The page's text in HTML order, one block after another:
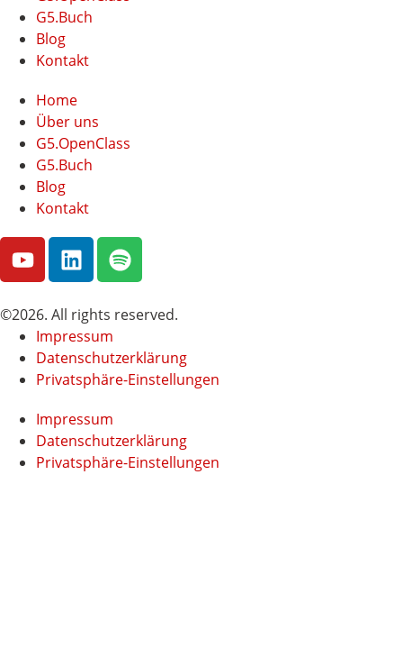
G5.Buch
Blog
Kontakt
Home
Über uns
G5.OpenClass
G5.Buch
Blog
Kontakt
©2026. All rights reserved.
Impressum
Datenschutzerklärung
Privatsphäre-Einstellungen
Impressum
Datenschutzerklärung
Privatsphäre-Einstellungen